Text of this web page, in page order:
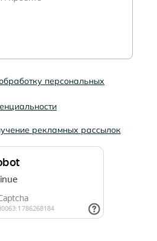
персональных
рекламных рассылок